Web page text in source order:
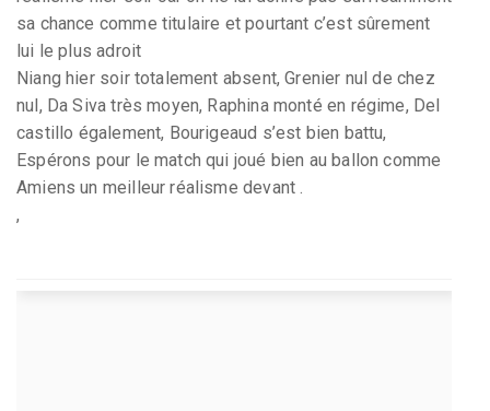
sa chance comme titulaire et pourtant c’est sûrement
lui le plus adroit
Niang hier soir totalement absent, Grenier nul de chez
nul, Da Siva très moyen, Raphina monté en régime, Del
castillo également, Bourigeaud s’est bien battu,
Espérons pour le match qui joué bien au ballon comme
Amiens un meilleur réalisme devant .
,